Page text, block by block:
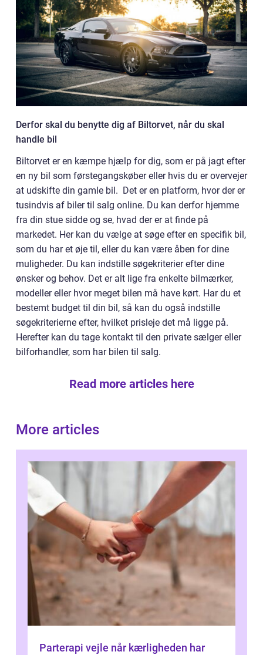
Derfor skal du benytte dig af Biltorvet, når du skal
handle bil
Biltorvet er en kæmpe hjælp for dig, som er på jagt efter
en ny bil som førstegangskøber eller hvis du er overvejer
at udskifte din gamle bil. Det er en platform, hvor der er
tusindvis af biler til salg online. Du kan derfor hjemme
fra din stue sidde og se, hvad der er at finde på
markedet. Her kan du vælge at søge efter en specifik bil,
som du har et øje til, eller du kan være åben for dine
muligheder. Du kan indstille søgekriterier efter dine
ønsker og behov. Det er alt lige fra enkelte bilmærker,
modeller eller hvor meget bilen må have kørt. Har du et
bestemt budget til din bil, så kan du også indstille
søgekriterierne efter, hvilket prisleje det må ligge på.
Herefter kan du tage kontakt til den private sælger eller
bilforhandler, som har bilen til salg.
Read more articles here
More articles
Parterapi vejle når kærligheden har